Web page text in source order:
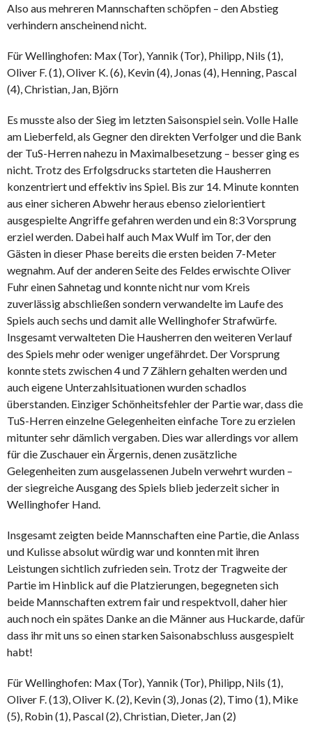
Also aus mehreren Mannschaften schöpfen – den Abstieg
verhindern anscheinend nicht.
Für Wellinghofen: Max (Tor), Yannik (Tor), Philipp, Nils (1),
Oliver F. (1), Oliver K. (6), Kevin (4), Jonas (4), Henning, Pascal
(4), Christian, Jan, Björn
Es musste also der Sieg im letzten Saisonspiel sein. Volle Halle
am Lieberfeld, als Gegner den direkten Verfolger und die Bank
der TuS-Herren nahezu in Maximalbesetzung – besser ging es
nicht. Trotz des Erfolgsdrucks starteten die Hausherren
konzentriert und effektiv ins Spiel. Bis zur 14. Minute konnten
aus einer sicheren Abwehr heraus ebenso zielorientiert
ausgespielte Angriffe gefahren werden und ein 8:3 Vorsprung
erziel werden. Dabei half auch Max Wulf im Tor, der den
Gästen in dieser Phase bereits die ersten beiden 7-Meter
wegnahm. Auf der anderen Seite des Feldes erwischte Oliver
Fuhr einen Sahnetag und konnte nicht nur vom Kreis
zuverlässig abschließen sondern verwandelte im Laufe des
Spiels auch sechs und damit alle Wellinghofer Strafwürfe.
Insgesamt verwalteten Die Hausherren den weiteren Verlauf
des Spiels mehr oder weniger ungefährdet. Der Vorsprung
konnte stets zwischen 4 und 7 Zählern gehalten werden und
auch eigene Unterzahlsituationen wurden schadlos
überstanden. Einziger Schönheitsfehler der Partie war, dass die
TuS-Herren einzelne Gelegenheiten einfache Tore zu erzielen
mitunter sehr dämlich vergaben. Dies war allerdings vor allem
für die Zuschauer ein Ärgernis, denen zusätzliche
Gelegenheiten zum ausgelassenen Jubeln verwehrt wurden –
der siegreiche Ausgang des Spiels blieb jederzeit sicher in
Wellinghofer Hand.
Insgesamt zeigten beide Mannschaften eine Partie, die Anlass
und Kulisse absolut würdig war und konnten mit ihren
Leistungen sichtlich zufrieden sein. Trotz der Tragweite der
Partie im Hinblick auf die Platzierungen, begegneten sich
beide Mannschaften extrem fair und respektvoll, daher hier
auch noch ein spätes Danke an die Männer aus Huckarde, dafür
dass ihr mit uns so einen starken Saisonabschluss ausgespielt
habt!
Für Wellinghofen: Max (Tor), Yannik (Tor), Philipp, Nils (1),
Oliver F. (13), Oliver K. (2), Kevin (3), Jonas (2), Timo (1), Mike
(5), Robin (1), Pascal (2), Christian, Dieter, Jan (2)